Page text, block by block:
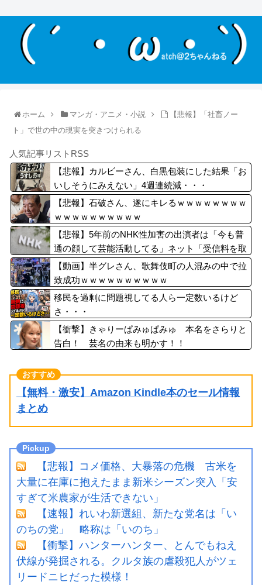
ホーム マンガ・アニメ・小説
【悲報】「社畜ノー
ト」で世の中の現実を突きつけられる
人気記事リストRSS
【悲報】カルビーさん、白黒包装にした結果「お
いしそうにみえない」4週連続減・・・
【悲報】石破さん、遂にキレるｗｗｗｗｗｗｗｗ
ｗｗｗｗｗｗｗｗｗｗ
【悲報】5年前のNHK性加害の出演者は「今も普
通の顔して芸能活動してる」ネット「受信料を取
るくらいなら詳細を伝えよ」
【動画】半グレさん、歌舞伎町の人混みの中で拉
致成功ｗｗｗｗｗｗｗｗｗｗ
移民を過剰に問題視してる人ら一定数いるけど
さ・・・
【衝撃】きゃりーぱみゅぱみゅ 本名をさらりと
告白！ 芸名の由来も明かす！！
【無料・激安】Amazon Kindle本のセール情報
まとめ
【悲報】コメ価格、大暴落の危機 古米を
大量に在庫に抱えたまま新米シーズン突入「安
すぎて米農家が生活できない」
【速報】れいわ新選組、新たな党名は「い
のちの党」 略称は「いのち」
【衝撃】ハンターハンター、とんでもねえ
伏線が発掘される。クルタ族の虐殺犯人がツェ
リードニヒだった模様！